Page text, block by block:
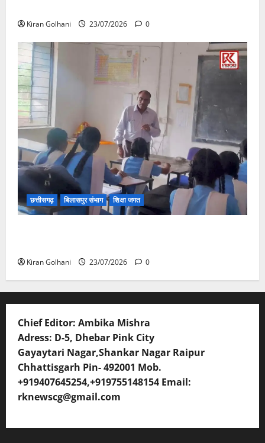
Kiran Golhani 23/07/2026 0
छत्तीसगढ़ बिलासपुर संभाग शिक्षा जगत
Kiran Golhani 23/07/2026 0
Chief Editor: Ambika Mishra
Adress: D-5, Dhebar Pink City
Gayaytari Nagar,Shankar Nagar Raipur
Chhattisgarh Pin- 492001 Mob.
+919407645254,+919755148154 Email:
rknewscg@gmail.com